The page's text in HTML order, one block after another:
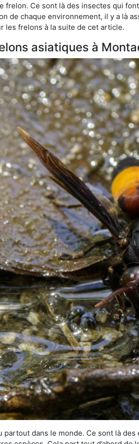
Ce sont là des insectes qui
de chaque environnement, il y a là
les frelons à la suite de cet article.
asiatiques à
dans le monde. Ce sont là